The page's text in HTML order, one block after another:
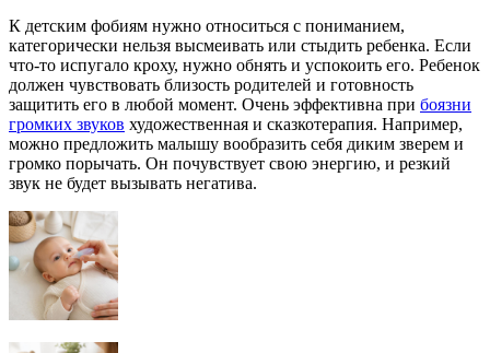
К детским фобиям нужно относиться с пониманием,
категорически нельзя высмеивать или стыдить ребенка. Если
что-то испугало кроху, нужно обнять и успокоить его. Ребенок
должен чувствовать близость родителей и готовность
защитить его в любой момент. Очень эффективна при боязни
громких звуков художественная и сказкотерапия. Например,
можно предложить малышу вообразить себя диким зверем и
громко порычать. Он почувствует свою энергию, и резкий
звук не будет вызывать негатива.